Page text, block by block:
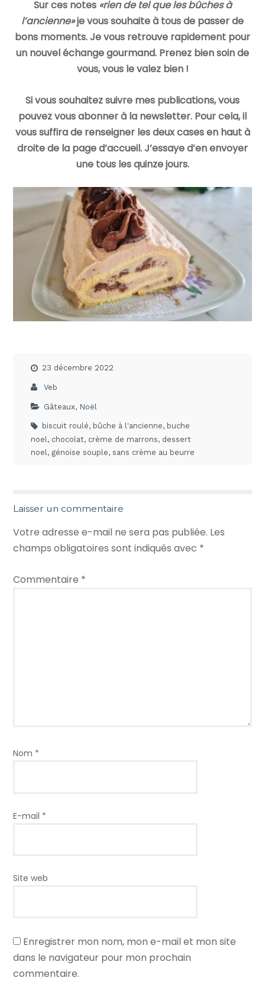
Sur ces notes «rien de tel que les bûches à
l’ancienne»je vous souhaite à tous de passer de
bons moments. Je vous retrouve rapidement pour
un nouvel échange gourmand. Prenez bien soin de
vous, vous le valez bien !
Si vous souhaitez suivre mes publications, vous
pouvez vous abonner à la newsletter. Pour cela, il
vous suffira de renseigner les deux cases en haut à
droite de la page d’accueil. J’essaye d’en envoyer
une tous les quinze jours.
23 décembre 2022
Veb
Gâteaux, Noël
biscuit roulé, bûche à l'ancienne, buche
noel , chocolat, crème de marrons, dessert
noel , génoise souple,sans crème au beurre
Laisser un commentaire
Votre adresse e-mail ne sera pas publiée. Les
champs obligatoires sont indiqués avec *
Commentaire *
Nom *
E-mail *
Site web
Enregistrer mon nom, mon e-mail et mon site
dans le navigateur pour mon prochain
commentaire.